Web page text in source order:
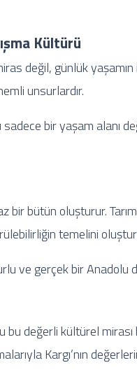
Kültürü
değil, günlük
unsurlardır.
sadece bir yaşam
bir bütün oluşturur.
temelini
ve gerçek bir
bu değerli kültürel
Kargı’nın